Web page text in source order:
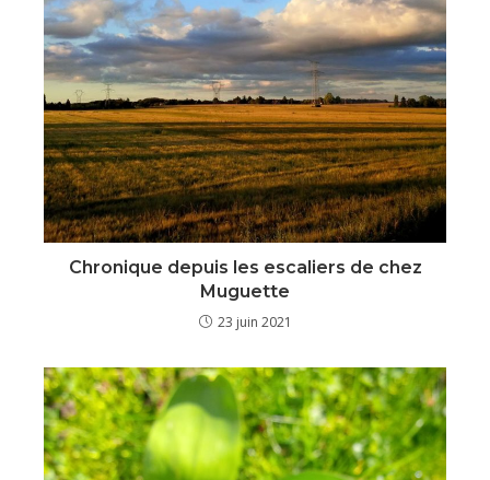
Chronique depuis les escaliers de chez
Muguette
23 juin 2021